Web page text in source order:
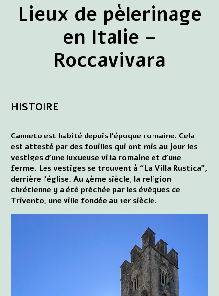
Lieux de pèlerinage
en Italie –
Roccavivara
HISTOIRE
Canneto est habité depuis l'époque romaine. Cela
est attesté par des fouilles qui ont mis au jour les
vestiges d'une luxueuse villa romaine et d'une
ferme. Les vestiges se trouvent à “La Villa Rustica”,
derrière l'église. Au 4ème siècle, la religion
chrétienne y a été prêchée par les évêques de
Trivento, une ville fondée au 1er siècle.